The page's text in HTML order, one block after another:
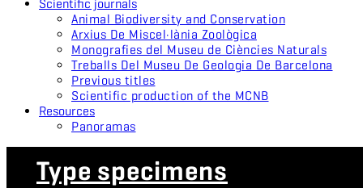
Scientific journals
Animal Biodiversity and Conservation
Arxius De Miscel·lània Zoològica
Monografies del Museu de Ciències Naturals
Treballs Del Museu De Geologia De Barcelona
Previous titles
Scientific production of the MCNB
Resources
Panoramas
Type specimens